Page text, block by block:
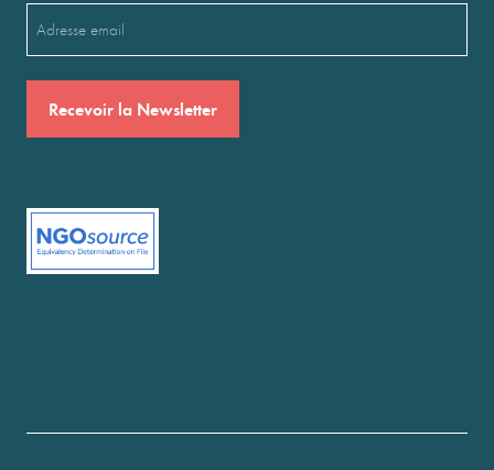
(Nécessaire)